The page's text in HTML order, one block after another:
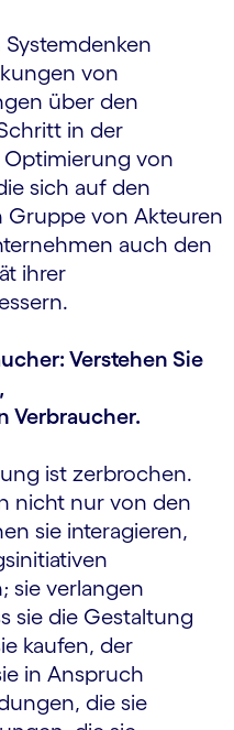
von
über den
in der
Optimierung von
sich auf den
Gruppe von Akteuren
auch den
ihrer
Verstehen Sie
Verbraucher.
ist zerbrochen.
nicht nur von den
sie interagieren,
sie verlangen
sie die Gestaltung
kaufen, der
in Anspruch
die sie